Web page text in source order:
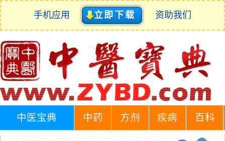
手机应用 立即下载 资助我们
中医宝典 中药 方剂 疾病 百科